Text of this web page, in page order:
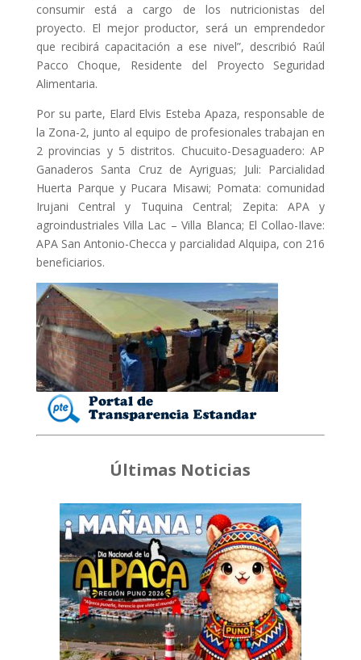
consumir está a cargo de los nutricionistas del
proyecto. El mejor productor, será un emprendedor
que recibirá capacitación a ese nivel”, describió Raúl
Pacco Choque, Residente del Proyecto Seguridad
Alimentaria.
Por su parte, Elard Elvis Esteba Apaza, responsable de
la Zona-2, junto al equipo de profesionales trabajan en
2 provincias y 5 distritos. Chucuito-Desaguadero: AP
Ganaderos Santa Cruz de Ayriguas; Juli: Parcialidad
Huerta Parque y Pucara Misawi; Pomata: comunidad
Irujani Central y Tuquina Central; Zepita: APA y
agroindustriales Villa Lac – Villa Blanca; El Collao-Ilave:
APA San Antonio-Checca y parcialidad Alquipa, con 216
beneficiarios.
Últimas Noticias